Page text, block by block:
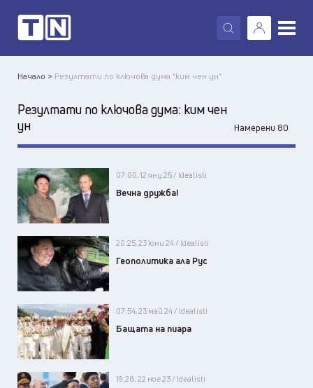
X
Начало > Резултати по ключова дума "ким чен ун"
Резултати по ключова дума: ким чен
ун
Намерени 80
07:00, 12 яну 25 / Idealisti
Вечна дружба!
20:25, 23 юни 24 / Idealisti
Геополитика ала Рус
07:54, 23 май 24 / Idealisti
Бащата на пиара
19:28, 22 ное 23 / Idealisti